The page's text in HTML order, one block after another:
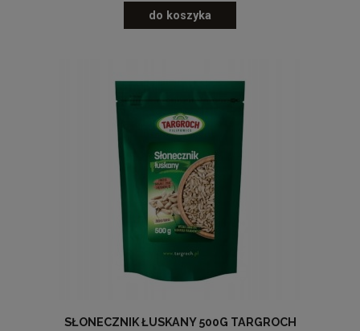
do koszyka
SŁONECZNIK ŁUSKANY 500G TARGROCH